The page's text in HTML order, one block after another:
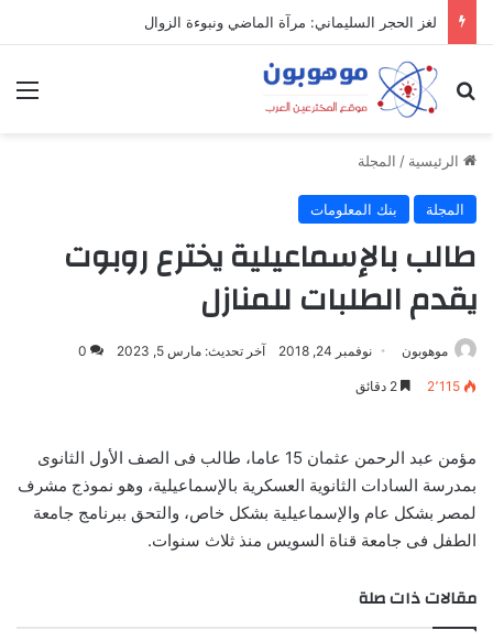
بحث عن
الرئيسية / المجلة
المجلة بنك المعلومات
طالب بالإسماعيلية يخترع روبوت
يقدم الطلبات للمنازل
موهوبون نوفمبر 24, 2018 آخر تحديث: مارس 5, 2023 0
2٬115
مؤمن عبد الرحمن عثمان 15 عاما، طالب فى الصف الأول الثانوى
بمدرسة السادات الثانوية العسكرية بالإسماعيلية، وهو نموذج مشرف
لمصر بشكل عام والإسماعيلية بشكل خاص، والتحق ببرنامج جامعة
الطفل فى جامعة قناة السويس منذ ثلاث سنوات.
مقالات ذات صلة